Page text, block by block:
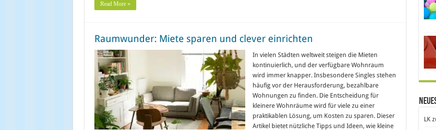
Read More »
Raumwunder: Miete sparen und clever einrichten
In vielen Städten weltweit steigen die Mieten
kontinuierlich, und der verfügbare Wohnraum
wird immer knapper. Insbesondere Singles stehen
häufig vor der Herausforderung, bezahlbare
Wohnungen zu finden. Die Entscheidung für
kleinere Wohnräume wird für viele zu einer
praktikablen Lösung, um Kosten zu sparen. Dieser
Artikel bietet nützliche Tipps und Ideen, wie kleine
LK